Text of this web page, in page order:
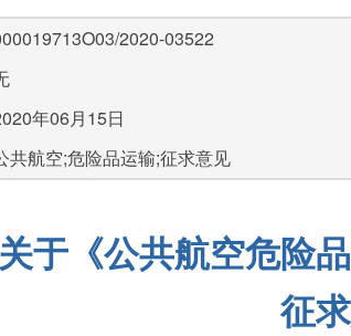
2020-03522
年06月15日
共航空;危险品运输;征求意见
于《公共航空危险
征